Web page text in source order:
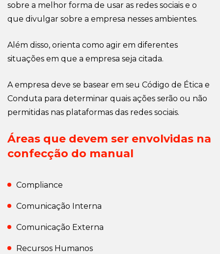
sobre a melhor forma de usar as redes sociais e o
que divulgar sobre a empresa nesses ambientes.
Além disso, orienta como agir em diferentes
situações em que a empresa seja citada.
A empresa deve se basear em seu Código de Ética e
Conduta para determinar quais ações serão ou não
permitidas nas plataformas das redes sociais.
Áreas que devem ser envolvidas na
confecção do manual
Compliance
Comunicação Interna
Comunicação Externa
Recursos Humanos